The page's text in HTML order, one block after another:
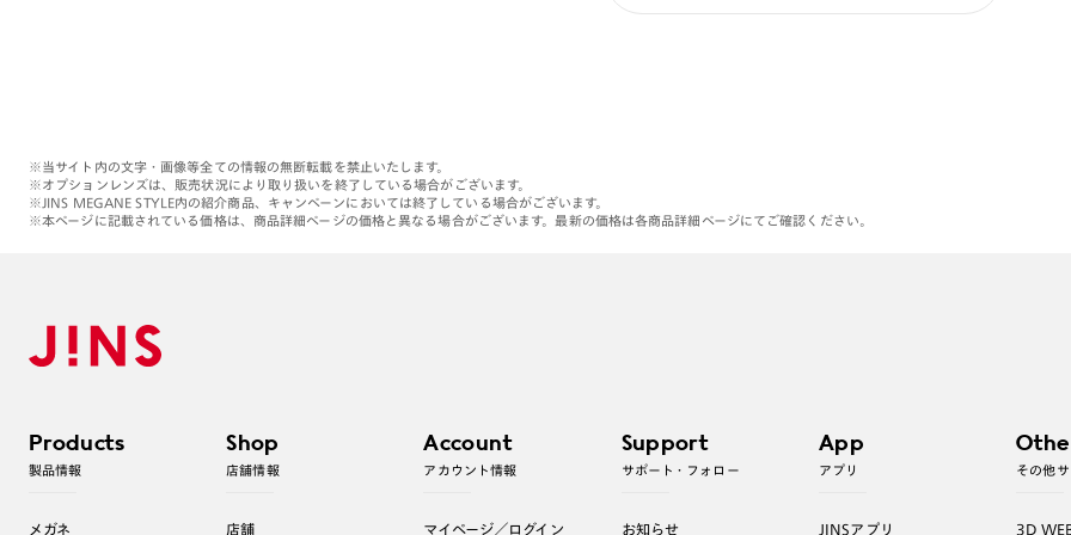
※当サイト内の文字・画像等全ての情報の無断転載を禁止いたします。
※オプションレンズは、販売状況により取り扱いを終了している場合がございます。
※JINS MEGANE STYLE内の紹介商品、キャンペーンにおいては終了している場合がございます。
※本ページに記載されている価格は、商品詳細ページの価格と異なる場合がございます。最新の価格は各商品詳細ページにてご確認ください。
Products
製品情報
メガネ
Shop
店舗情報
店舗
Account
アカウント情報
マイページ／ログイン
Support
サポート・フォロー
お知らせ
App
アプリ
JINSアプリ
その他
3D